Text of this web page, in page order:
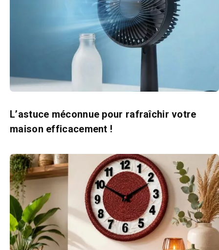
L’astuce méconnue pour rafraîchir votre
maison efficacement !